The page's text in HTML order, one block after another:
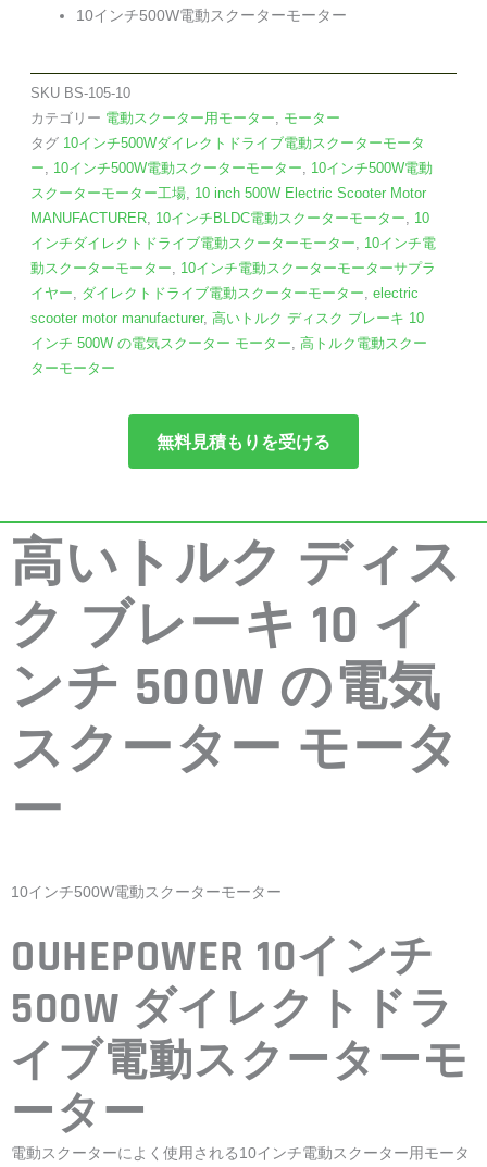
10インチ500W電動スクーターモーター
SKU BS-105-10
カテゴリー 電動スクーター用モーター
モーター
タグ 10インチ500Wダイレクトドライブ電動スクーターモータ
ー
10インチ500W電動スクーターモーター
10インチ500W電動
スクーターモーター工場
10 inch 500W Electric Scooter Motor
MANUFACTURER
10インチBLDC電動スクーターモーター
10
インチダイレクトドライブ電動スクーターモーター
10インチ電
動スクーターモーター
10インチ電動スクーターモーターサプラ
イヤー
ダイレクトドライブ電動スクーターモーター
electric
scooter motor manufacturer, 高いトルク ディスク ブレーキ 10
インチ 500W の電気スクーター モーター
高トルク電動スクー
ターモーター
無料見積もりを受ける
高いトルク ディス
ク ブレーキ 10 イ
ンチ 500W の電気
スクーター モータ
ー
10インチ500W電動スクーターモーター
OUHEPOWER 10インチ
500W ダイレクトドラ
イブ電動スクーターモ
ーター
電動スクーターによく使用される10インチ電動スクーター用モータ